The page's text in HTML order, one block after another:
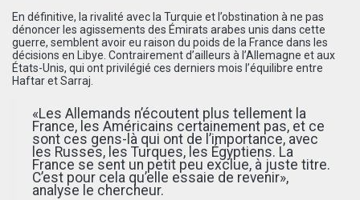
En définitive, la rivalité avec la Turquie et l’obstination à ne pas
dénoncer les agissements des Émirats arabes unis dans cette
guerre, semblent avoir eu raison du poids de la France dans les
décisions en Libye. Contrairement d’ailleurs à l’Allemagne et aux
États-Unis, qui ont privilégié ces derniers mois l’équilibre entre
Haftar et Sarraj.
«Les Allemands n’écoutent plus tellement la
France, les Américains certainement pas, et ce
sont ces gens-là qui ont de l’importance, avec
les Russes, les Turques, les Égyptiens. La
France se sent un petit peu exclue, à juste titre.
C’est pour cela qu’elle essaie de revenir»,
analyse le chercheur.